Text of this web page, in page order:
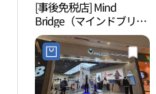
[事後免税店] Mind
Bridge（マインドブリッ
ジ）スターフィールドハ
ナム（河南）店(마인드
브릿지 스타필드 하남점)